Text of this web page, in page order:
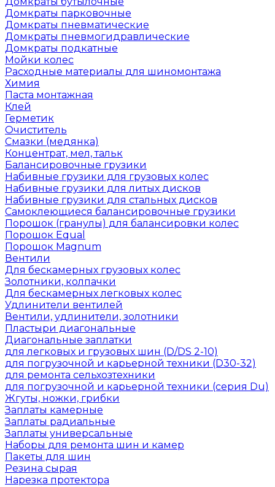
Домкраты парковочные
Домкраты пневматические
Домкраты пневмогидравлические
Домкраты подкатные
Мойки колес
Расходные материалы для шиномонтажа
Химия
Паста монтажная
Клей
Герметик
Очиститель
Смазки (медянка)
Концентрат, мел, тальк
Балансировочные грузики
Набивные грузики для грузовых колес
Набивные грузики для литых дисков
Набивные грузики для стальных дисков
Самоклеющиеся балансировочные грузики
Порошок (гранулы) для балансировки колес
Порошок Equal
Порошок Magnum
Вентили
Для бескамерных грузовых колес
Золотники, колпачки
Для бескамерных легковых колес
Удлинители вентилей
Вентили, удлинители, золотники
Пластыри диагональные
Диагональные заплатки
для легковых и грузовых шин (D/DS 2-10)
для погрузочной и карьерной техники (D30-32)
для ремонта сельхозтехники
для погрузочной и карьерной техники (серия Du)
Жгуты, ножки, грибки
Заплаты камерные
Заплаты радиальные
Заплаты универсальные
Наборы для ремонта шин и камер
Пакеты для шин
Резина сырая
Нарезка протектора